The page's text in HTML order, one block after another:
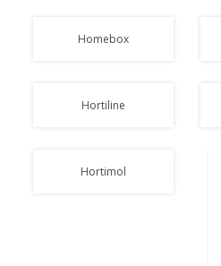
Homebox
Hortiline
Hortimol